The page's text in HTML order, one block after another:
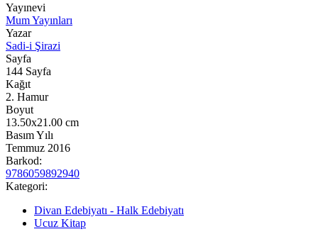
Yayınevi
Mum Yayınları
Yazar
Sadi-i Şirazi
Sayfa
144 Sayfa
Kağıt
2. Hamur
Boyut
13.50x21.00 cm
Basım Yılı
Temmuz 2016
Barkod:
9786059892940
Kategori:
Divan Edebiyatı - Halk Edebiyatı
Ucuz Kitap